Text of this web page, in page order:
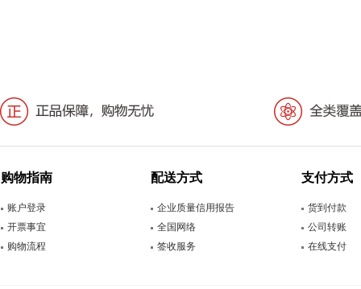
购物指南
账户登录
开票事宜
购物流程
配送方式
企业质量信用报告
全国网络
签收服务
支付方式
货到付款
公司转账
在线支付